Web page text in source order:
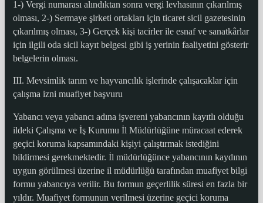
1-) Vergi numarası alındıktan sonra vergi levhasının çıkarılmış
olması, 2-) Sermaye şirketi ortakları için ticaret sicil gazetesinin
çıkarılmış olması, 3-) Gerçek kişi tacirler ile esnaf ve sanatkârlar
için ilgili oda sicil kayıt belgesi gibi iş yerinin faaliyetini gösterir
belgelerin olması.
III. Mevsimlik tarım ve hayvancılık işlerinde çalışacaklar için
çalışma izni muafiyet başvuru
Yabancı veya yabancı adına işvereni yabancının kayıtlı olduğu
ildeki Çalışma ve İş Kurumu İl Müdürlüğüne müracaat ederek
geçici koruma kapsamındaki kişiyi çalıştırmak istediğini
bildirmesi gerekmektedir. İl müdürlüğünce yabancının kaydının
uygun görülmesi üzerine il müdürlüğü tarafından muafiyet bilgi
formu yabancıya verilir. Bu formun geçerlilik süresi en fazla bir
yıldır. Muafiyet formunun verilmesi üzerine geçici koruma